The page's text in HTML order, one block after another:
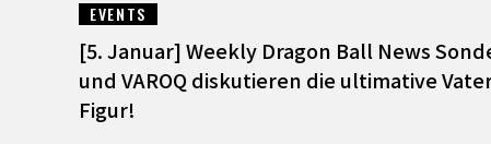
EVENTS
[5. Januar] Weekly Dragon Ball News
und VAROQ diskutieren die ultimative
Figur!